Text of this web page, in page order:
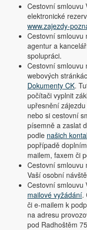
Cestovní smlouvu
elektronické
www.zajezdy-
Cestovní smlouvu
agentur a
spolupráci.
Cestovní smlouvu
webových
Dokumenty CK.
počítači vyplnit
upřesnění
nebo si cestovní
písemně a zaslat
podle našich
popřípadě
mailem, faxem či
Cestovní smlouvu
Vaší osobní
Cestovní smlouvu
mailové vyžádání.
či e-mailem k
na adresu
pod Radhoštěm